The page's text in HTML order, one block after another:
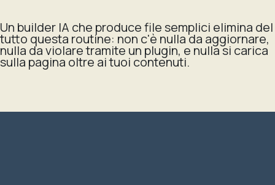
Un builder IA che produce file semplici elimina del
tutto questa routine: non c'è nulla da aggiornare,
nulla da violare tramite un plugin, e nulla si carica
sulla pagina oltre ai tuoi contenuti.